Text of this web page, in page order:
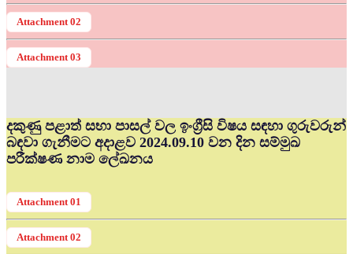
Attachment 02
Attachment 03
දකුණු පළාත් සභා පාසල් වල ඉංග්‍රීසි විෂය සඳහා ගුරුවරුන්
බඳවා ගැනීමට අදාළව 2024.09.10 වන දින සම්මුඛ
පරීක්ෂණ නාම ලේඛනය
Attachment 01
Attachment 02